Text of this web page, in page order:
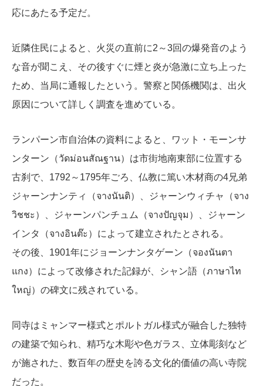
応にあたる予定だ。
近隣住民によると、火災の直前に2～3回の爆発音のよう
な音が聞こえ、その後すぐに煙と炎が急激に立ち上った
ため、当局に通報したという。警察と関係機関は、出火
原因について詳しく調査を進めている。
ランパーン市自治体の資料によると、ワット・モーンサ
ンターン（วัดม่อนสัณฐาน）は市街地南東部に位置する
古刹で、1792～1795年ごろ、仏教に篤い木材商の4兄弟
ジャーンナンティ（จางนันติ）、ジャーンウィチャ（จาง
วิชชะ）、ジャーンパンチュム（จางปัญจุม）、ジャーン
インタ（จางอินต๊ะ）によって建立されたとされる。
その後、1901年にジョーンナンタゲーン（จองนันตา
แกง）によって改修された記録が、シャン語（ภาษาไท
ใหญ่）の碑文に残されている。
同寺はミャンマー様式とポルトガル様式が融合した独特
の建築で知られ、精巧な木彫や色ガラス、立体彫刻など
が施された、数百年の歴史を誇る文化的価値の高い寺院
だった。